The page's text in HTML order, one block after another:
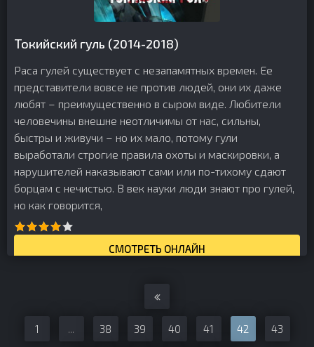
Токийский гуль (2014-2018)
Раса гулей существует с незапамятных времен. Ее
представители вовсе не против людей, они их даже
любят – преимущественно в сыром виде. Любители
человечины внешне неотличимы от нас, сильны,
быстры и живучи – но их мало, потому гули
выработали строгие правила охоты и маскировки, а
нарушителей наказывают сами или по-тихому сдают
борцам с нечистью. В век науки люди знают про гулей,
но как говорится,
СМОТРЕТЬ ОНЛАЙН
1 ... 38 39 40 41 42 43